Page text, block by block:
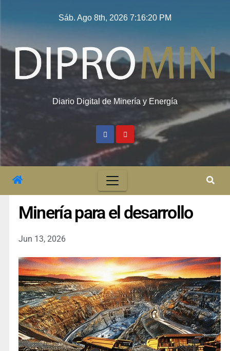
Sáb. Ago 8th, 2026 7:16:21 PM
Diario Digital de Minería y Energía
Minería para el desarrollo
Jun 13, 2026